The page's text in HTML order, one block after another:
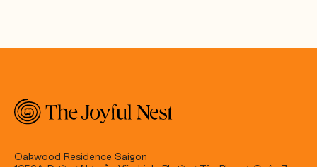
Oakwood Residence Saigon